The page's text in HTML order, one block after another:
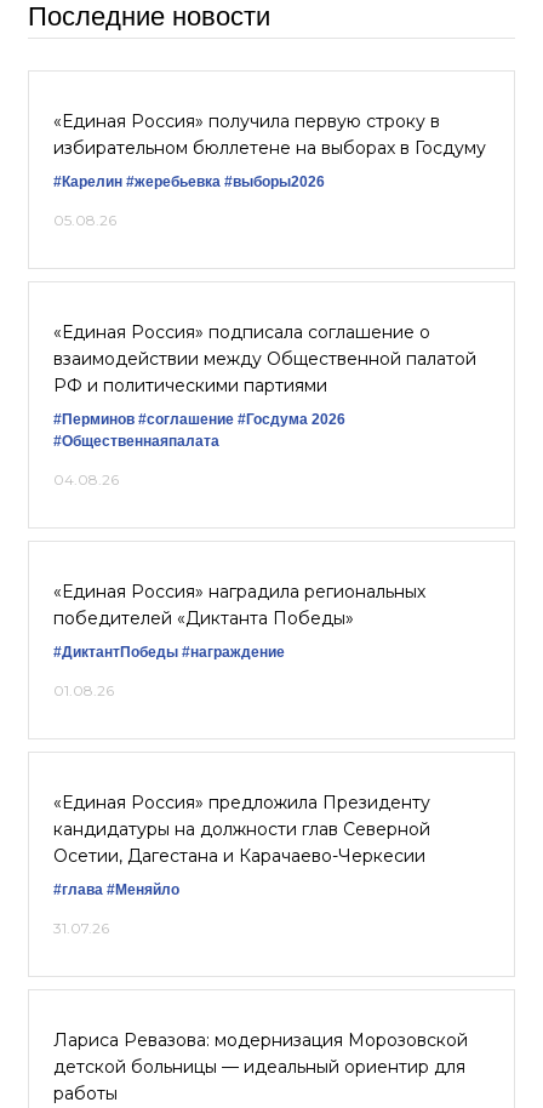
Последние новости
«Единая Россия» получила первую строку в
избирательном бюллетене на выборах в Госдуму
#Карелин #жеребьевка #выборы2026
05.08.26
«Единая Россия» подписала соглашение о
взаимодействии между Общественной палатой
РФ и политическими партиями
#Перминов #соглашение #Госдума 2026
#Общественнаяпалата
04.08.26
«Единая Россия» наградила региональных
победителей «Диктанта Победы»
#ДиктантПобеды #награждение
01.08.26
«Единая Россия» предложила Президенту
кандидатуры на должности глав Северной
Осетии, Дагестана и Карачаево-Черкесии
#глава #Меняйло
31.07.26
Лариса Ревазова: модернизация Морозовской
детской больницы — идеальный ориентир для
работы